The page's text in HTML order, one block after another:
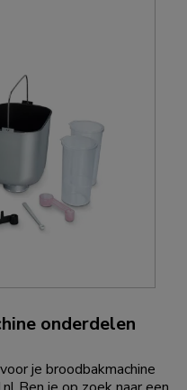
onderdelen
je broodbakmachine